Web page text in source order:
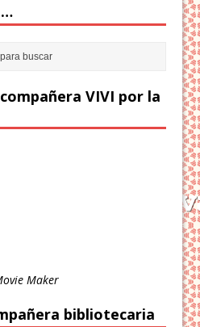
…
VIVI por la
Maker
bibliotecaria